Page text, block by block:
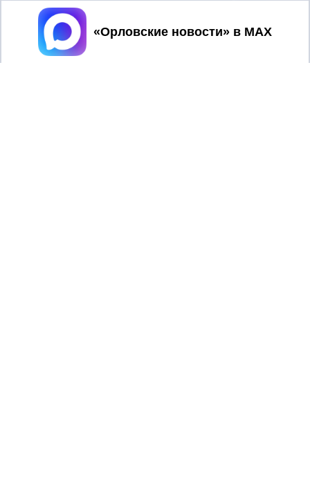
Принять